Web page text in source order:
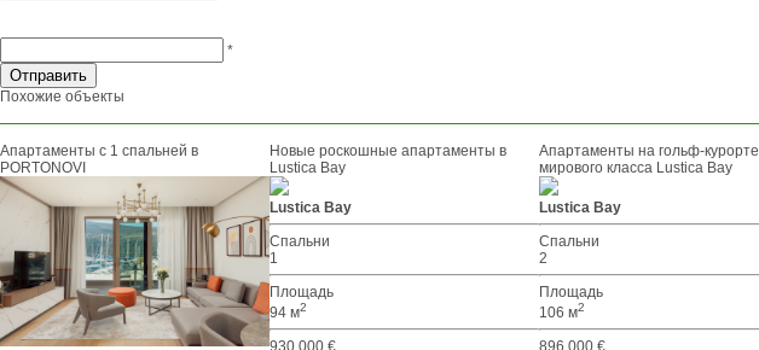
*
Похожие объекты
Апартаменты с 1 спальней в
PORTONOVI
Новые роскошные апартаменты в
Lustica Bay
Lustica Bay
Спальни
1
Площадь
94 м2
930 000 €
Апартаменты на гольф-курорте
мирового класса Lustica Bay
Lustica Bay
Спальни
2
Площадь
106 м2
896 000 €